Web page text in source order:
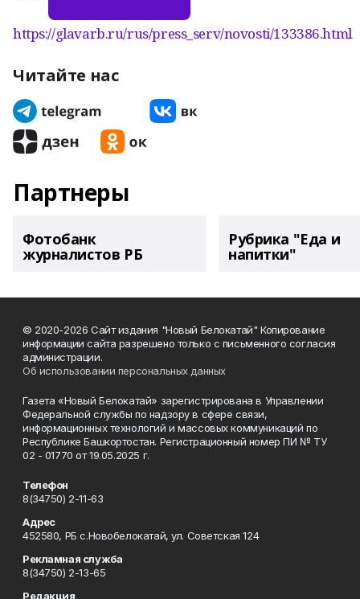
https://glavarb.ru/rus/press_serv/novosti/133386.html
Читайте нас
Партнеры
Фотобанк
журналистов РБ
Рубрика "Еда и
напитки"
© 2020-2026 Сайт издания "Новый Белокатай" Копирование
информации сайта разрешено только с письменного согласия
администрации.
Об использовании персональных данных
Газета «Новый Белокатай» зарегистрирована в Управлении
Федеральной службы по надзору в сфере связи,
информационных технологий и массовых коммуникаций по
Республике Башкортостан. Регистрационный номер ПИ № ТУ
02 - 01770 от 19.05.2025 г.
Телефон
8(34750) 2-11-63
Адрес
452580, РБ с.Новобелокатай, ул. Советская 124
Рекламная служба
8(34750) 2-13-65
Редакция